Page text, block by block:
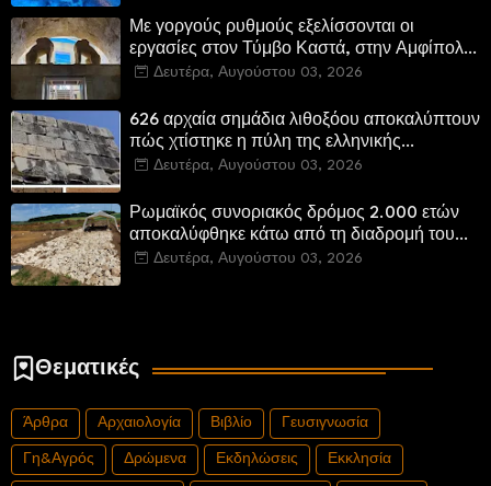
Με γοργούς ρυθμούς εξελίσσονται οι
εργασίες στον Τύμβο Καστά, στην Αμφίπολη.
Αποδίδονται μνημεία της πόλης
Δευτέρα, Αυγούστου 03, 2026
626 αρχαία σημάδια λιθοξόου αποκαλύπτουν
πώς χτίστηκε η πύλη της ελληνικής
Πτολεμαΐδας στη Λιβύη
Δευτέρα, Αυγούστου 03, 2026
Ρωμαϊκός συνοριακός δρόμος 2.000 ετών
αποκαλύφθηκε κάτω από τη διαδρομή του
νέου αυτοκινητόδρομου Α8 της Γερμανίας
Δευτέρα, Αυγούστου 03, 2026
Θεματικές
Άρθρα Αρχαιολογία Βιβλίο Γευσιγνωσία
Γη&Αγρός Δρώμενα Εκδηλώσεις Εκκλησία